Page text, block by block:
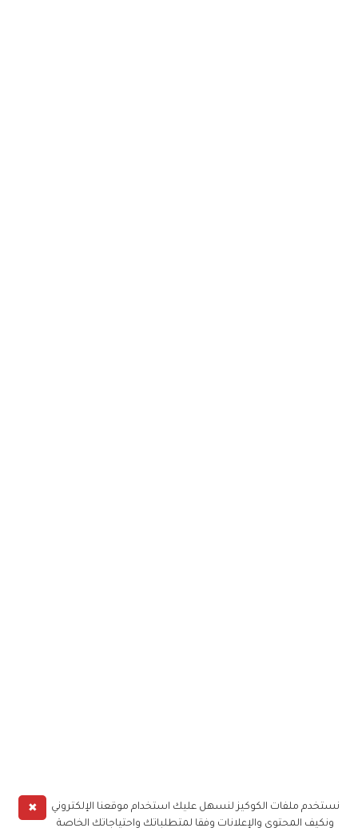
✖
نستخدم ملفات الكوكيز لنسهل عليك استخدام موقعنا الإلكتروني
ونكيف المحتوى والإعلانات وفقا لمتطلباتك واحتياجاتك الخاصة